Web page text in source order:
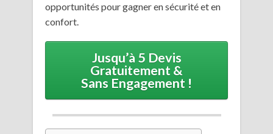
opportunités pour gagner en sécurité et en
confort.
Jusqu’à 5 Devis
Gratuitement &
Sans Engagement !